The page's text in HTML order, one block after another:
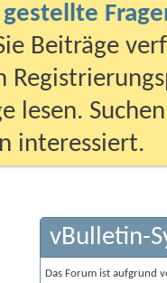
Beiträge
lesen.
interessiert.
vBulletin-
Das Forum ist aufgrund